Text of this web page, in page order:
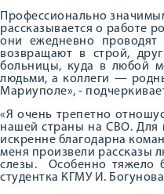
Профессионально
рассказывается о работе
они ежедневно
возвращают в строй,
больницы, куда в любой
людьми, а коллеги —
Мариуполе», -
«Я очень трепетно
нашей страны на СВО. Для
искренне благодарна
меня произвели рассказы
слезы. Особенно тяжело
студентка КГМУ И.